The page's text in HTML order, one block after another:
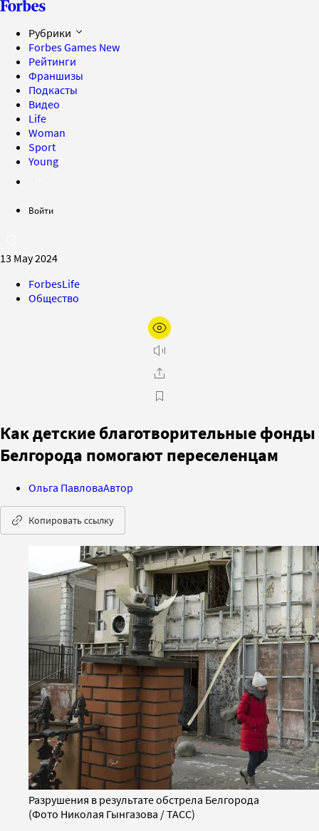
Рубрики
Forbes Games New
Рейтинги
Франшизы
Подкасты
Видео
Life
Woman
Sport
Young
Войти
13 May 2024
ForbesLife
Общество
Как детские благотворительные фонды
Белгорода помогают переселенцам
Ольга ПавловаАвтор
Копировать ссылку
Разрушения в результате обстрела Белгорода
(Фото Николая Гынгазова / ТАСС)